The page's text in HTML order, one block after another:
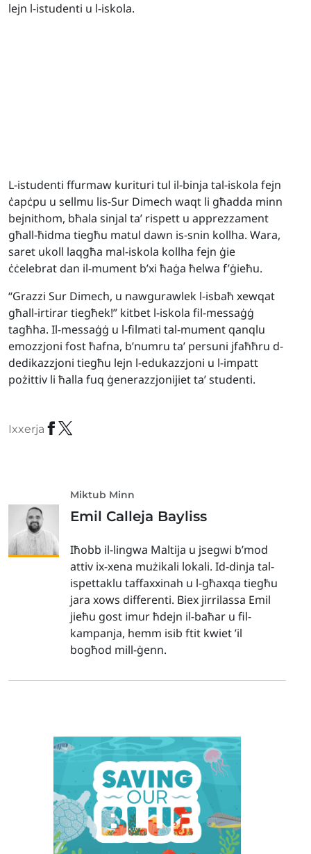
lejn l-istudenti u l-iskola.
L-istudenti ffurmaw kurituri tul il-binja tal-iskola fejn
ċapċpu u sellmu lis-Sur Dimech waqt li għadda minn
bejnithom, bħala sinjal ta’ rispett u apprezzament
għall-ħidma tiegħu matul dawn is-snin kollha. Wara,
saret ukoll laqgħa mal-iskola kollha fejn ġie
ċċelebrat dan il-mument b’xi ħaġa ħelwa f’ġieħu.
“Grazzi Sur Dimech, u nawgurawlek l-isbaħ xewqat
għall-irtirar tiegħek!” kitbet l-iskola fil-messaġġ
tagħha. Il-messaġġ u l-filmati tal-mument qanqlu
emozzjoni fost ħafna, b’numru ta’ persuni jfaħħru d-
dedikazzjoni tiegħu lejn l-edukazzjoni u l-impatt
pożittiv li ħalla fuq ġenerazzjonijiet ta’ studenti.
Ixxerja
Miktub Minn
Emil Calleja Bayliss
Iħobb il-lingwa Maltija u jsegwi b’mod
attiv ix-xena mużikali lokali. Id-dinja tal-
ispettaklu taffaxxinah u l-għaxqa tiegħu
jara xows differenti. Biex jirrilassa Emil
jieħu gost imur ħdejn il-baħar u fil-
kampanja, hemm isib ftit kwiet ’il
bogħod mill-ġenn.